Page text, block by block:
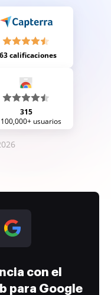
calificaciones
315
100,000+ usuarios
con el
para Google